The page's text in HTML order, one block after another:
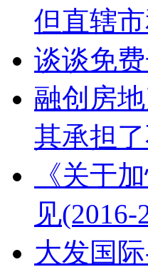
但直辖
谈谈免
融创房
其承担
《关于
见(2016-
大发国